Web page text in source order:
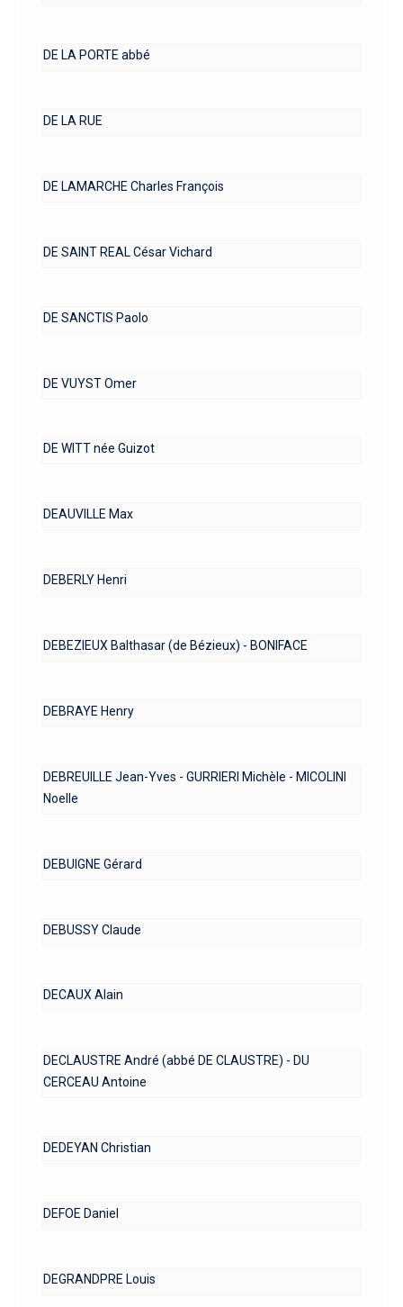
DE LA PORTE abbé
DE LA RUE
DE LAMARCHE Charles François
DE SAINT REAL César Vichard
DE SANCTIS Paolo
DE VUYST Omer
DE WITT née Guizot
DEAUVILLE Max
DEBERLY Henri
DEBEZIEUX Balthasar (de Bézieux) - BONIFACE
DEBRAYE Henry
DEBREUILLE Jean-Yves - GURRIERI Michèle - MICOLINI
Noelle
DEBUIGNE Gérard
DEBUSSY Claude
DECAUX Alain
DECLAUSTRE André (abbé DE CLAUSTRE) - DU
CERCEAU Antoine
DEDEYAN Christian
DEFOE Daniel
DEGRANDPRE Louis